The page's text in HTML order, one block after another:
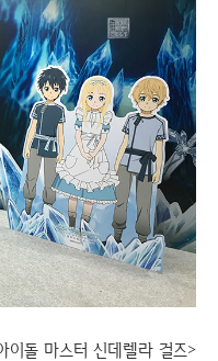
이돌 마스터 신데렐라 걸즈>